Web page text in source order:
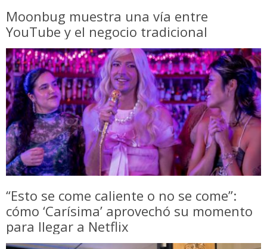
Moonbug muestra una vía entre
YouTube y el negocio tradicional
“Esto se come caliente o no se come”:
cómo ‘Carísima’ aprovechó su momento
para llegar a Netflix